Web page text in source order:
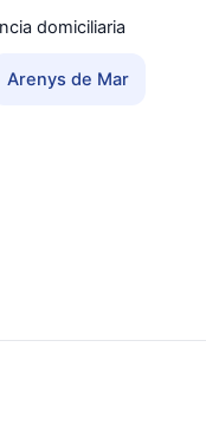
domiciliaria
Arenys de Mar